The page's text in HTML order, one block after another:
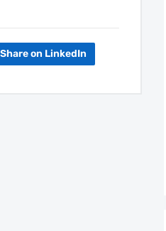
Share on LinkedIn